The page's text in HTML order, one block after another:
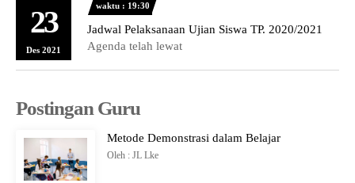
23
Des 2021
waktu : 19:30
Jadwal Pelaksanaan Ujian Siswa TP. 2020/2021
Agenda telah lewat
Postingan Guru
Metode Demonstrasi dalam Belajar
Oleh : JL Lke